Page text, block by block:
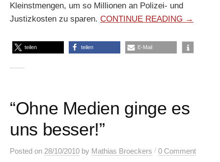
Kleinstmengen, um so Millionen an Polizei- und
Justizkosten zu sparen. CONTINUE READING →
teilen teilen E-Mail
“Ohne Medien ginge es
uns besser!”
Posted on 28/10/2010 by Mathias Broeckers / 0 Comment